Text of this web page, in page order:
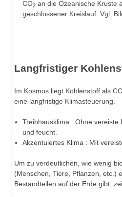
CO2an die Ozeanische Kruste
geschlossener Kreislauf. Vgl.
Langfristiger
Im Kosmos liegt Kohlenstoff als
eine langfristige Klimasteuerung.
Treibhausklima : Ohne vereiste
und feucht.
Akzentuiertes Klima : Mit
Um zu verdeutlichen, wie wenig
(Menschen, Tiere, Pflanzen, etc.)
Bestandteilen auf der Erde gibt,